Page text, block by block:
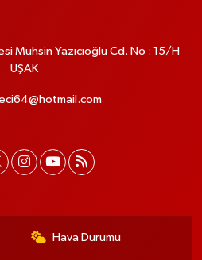
Muhsin Yazıcıoğlu Cd. No : 15/H
UŞAK
Hava Durumu